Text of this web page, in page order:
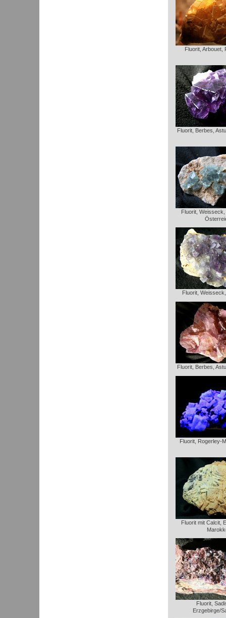
Fluorit, Arbouet,
Fluorit, Berbes,
Fluorit,
Fluorit,
Fluorit, Berbes,
Fluorit, Rogerley-
Fluorit mit Calcit,
Fluorit,
Erzgebirge/